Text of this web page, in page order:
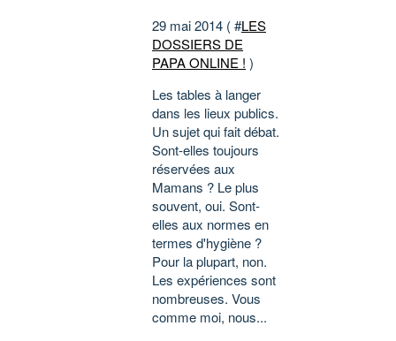
29 mai 2014 ( #LES
DOSSIERS DE
PAPA ONLINE ! )
Les tables à langer
dans les lieux publics.
Un sujet qui fait débat.
Sont-elles toujours
réservées aux
Mamans ? Le plus
souvent, oui. Sont-
elles aux normes en
termes d'hygiène ?
Pour la plupart, non.
Les expériences sont
nombreuses. Vous
comme moi, nous...